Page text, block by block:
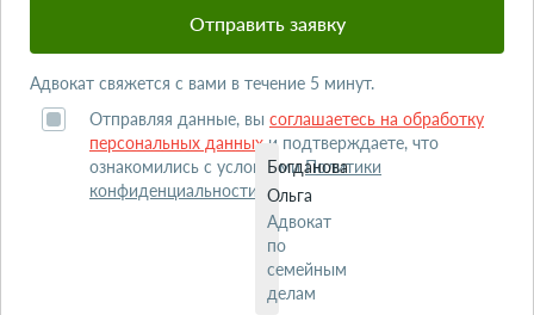
Адвокат свяжется с вами в течение 5 минут.
Отправляя данные, вы соглашаетесь на обработку
персональных данных и подтверждаете, что
ознакомились с условиямиПолитики
конфиденциальности
Богданова
Ольга
Адвокат
по
семейным
делам